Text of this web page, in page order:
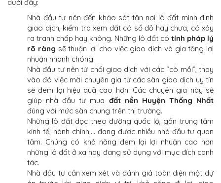
dưới đây:
Nhà đầu tư nên đến khảo sát tận nơi lô đất mình định
giao dịch, kiểm tra xem đất có sổ đỏ hay chưa, có xảy
ra tranh chấp hay không. Những lô đất có tính pháp lý
rõ ràng sẽ thuận lợi cho việc giao dịch và gia tăng lợi
nhuận nhanh chóng.
Nhà đầu tư nên từ chối giao dịch với các “cò mồi”, thay
vào đó việc mời chuyên gia từ các sàn giao dịch uy tín
sẽ đem lại hiệu quả cao hơn. Các chuyên gia này sẽ
giúp nhà đầu tư mua đất nền Huyện Thống Nhất
đúng với mức sàn chung trên thị trường.
Những lô đất dọc theo đường quốc lộ, gần trung tâm
kinh tế, hành chính,… đang được nhiều nhà đầu tư quan
tâm. Chúng có khả năng đem lại lợi nhuận cao hơn
những lô đất ở xa hay đang sử dụng với mục đích canh
tác.
Nhà đầu tư cần xem xét và đánh giá toàn diện một dự